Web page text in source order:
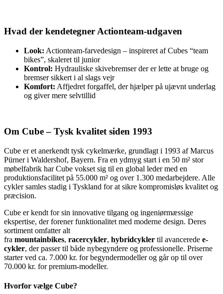
Hvad der kendetegner Actionteam-udgaven
Look: Actionteam-farvedesign – inspireret af Cubes “team
bikes”, skaleret til junior
Kontrol: Hydrauliske skivebremser der er lette at bruge og
bremser sikkert i al slags vejr
Komfort: Affjedret forgaffel, der hjælper på ujævnt underlag
og giver mere selvtillid
Om Cube – Tysk kvalitet siden 1993
Cube er et anerkendt tysk cykelmærke, grundlagt i 1993 af Marcus
Pürner i Waldershof, Bayern. Fra en ydmyg start i en 50 m² stor
møbelfabrik har Cube vokset sig til en global leder med en
produktionsfacilitet på 55.000 m² og over 1.300 medarbejdere. Alle
cykler samles stadig i Tyskland for at sikre kompromisløs kvalitet og
præcision.
Cube er kendt for sin innovative tilgang og ingeniørmæssige
ekspertise, der forener funktionalitet med moderne design. Deres
sortiment omfatter alt
fra mountainbikes, racercykler, hybridcykler til avancerede e-
cykler, der passer til både nybegyndere og professionelle. Priserne
starter ved ca. 7.000 kr. for begyndermodeller og går op til over
70.000 kr. for premium-modeller.
Hvorfor vælge Cube?